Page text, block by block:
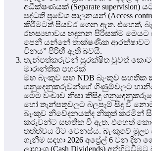
අධීක්ෂණයක් (Separate supervision)
පද්ධති ප්‍රවේශ පාලනයන් (Access
කිරීමටත් පියවර ගෙන ඇත. එහෙත්,
රහස්‍යභාවය හඳුනන පිරිසක්ම
පෙනී යන්නේ තාක්ෂණික ආරක්ෂාවට
විනය” පිරිහී ඇති බවයි.
තැන්පත්කරුවන් සුරක්ෂිත වුවත්
මාරාන්තික පහරක්
මහ බැංකුව සහ NDB බැංකුව සහතික
ගනුදෙනුකරුවන්ගේ ගිණුම්වලට
මෙම වංචාව නිසා කිසිදු
හෝ තැන්පතුවලට බලපෑම් සිදු වී
බැංකුව නිවේදනයක්ද නිකුත් කරමින්
කරුවන්ට සහතික වී ඇත. එහෙත්
තත්ත්වය ඊට වෙනස්ය. බැංකුවේ මූල්‍ය
ගැනීම සඳහා 2026 අප්‍රේල් 6 වන දින
ලාභාංශ (Cash Dividends)